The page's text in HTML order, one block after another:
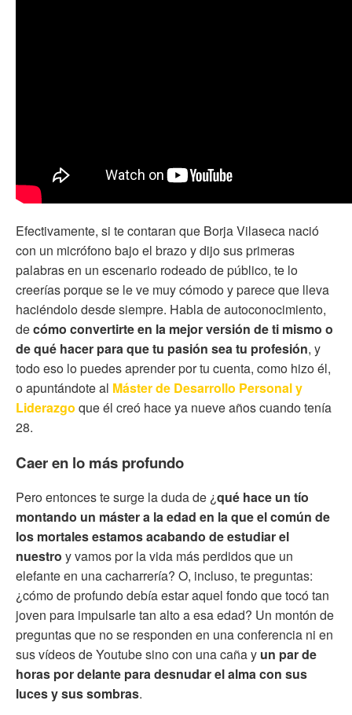
Efectivamente, si te contaran que Borja Vilaseca nació
con un micrófono bajo el brazo y dijo sus primeras
palabras en un escenario rodeado de público, te lo
creerías porque se le ve muy cómodo y parece que lleva
haciéndolo desde siempre. Habla de autoconocimiento,
decómo convertirte en la mejor versión de ti mismo o
de qué hacer para que tu pasión sea tu profesión, y
todo eso lo puedes aprender por tu cuenta, como hizo él,
o apuntándote al Máster de Desarrollo Personal y
Liderazgo que él creó hace ya nueve años cuando tenía
28.
Caer en lo más profundo
Pero entonces te surge la duda de ¿qué hace un tío
montando un máster a la edad en la que el común de
los mortales estamos acabando de estudiar el
nuestro y vamos por la vida más perdidos que un
elefante en una cacharrería? O, incluso, te preguntas:
¿cómo de profundo debía estar aquel fondo que tocó tan
joven para impulsarle tan alto a esa edad? Un montón de
preguntas que no se responden en una conferencia ni en
sus vídeos de Youtube sino con una caña y un par de
horas por delante para desnudar el alma con sus
luces y sus sombras.